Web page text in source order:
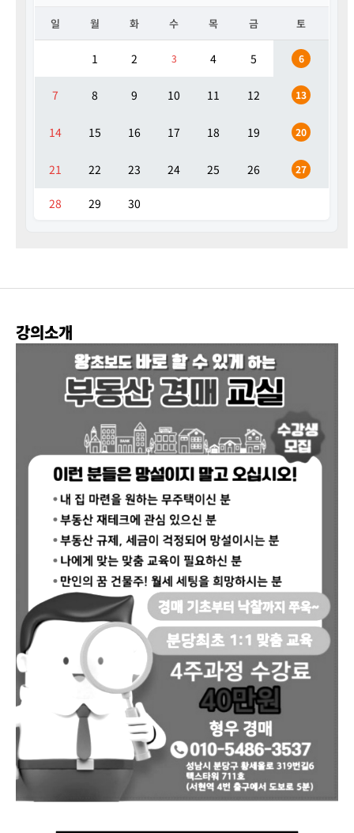
일 월 화 수 목 금 토
1 2 3 4 5 6
7 8 9 10 11 12 13
14 15 16 17 18 19 20
21 22 23 24 25 26 27
28 29 30
강의소개